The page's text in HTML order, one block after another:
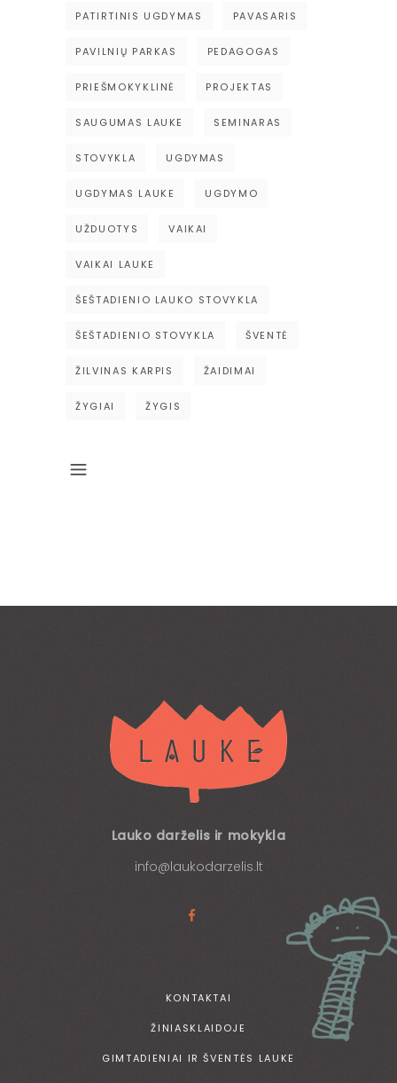
PATIRTINIS UGDYMAS PAVASARIS
PAVILNIŲ PARKAS PEDAGOGAS
PRIEŠMOKYKLINĖ PROJEKTAS
SAUGUMAS LAUKE SEMINARAS
STOVYKLA UGDYMAS
UGDYMAS LAUKE UGDYMO
UŽDUOTYS VAIKAI
VAIKAI LAUKE
ŠEŠTADIENIO LAUKO STOVYKLA
ŠEŠTADIENIO STOVYKLA ŠVENTĖ
ŽILVINAS KARPIS ŽAIDIMAI
ŽYGIAI ŽYGIS
Lauko darželis ir mokykla
info@laukodarzelis.lt
KONTAKTAI
ŽINIASKLAIDOJE
GIMTADIENIAI IR ŠVENTĖS LAUKE